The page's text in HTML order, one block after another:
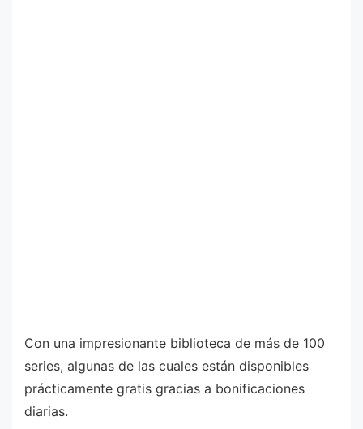
Con una impresionante biblioteca de más de 100
series, algunas de las cuales están disponibles
prácticamente gratis gracias a bonificaciones
diarias.